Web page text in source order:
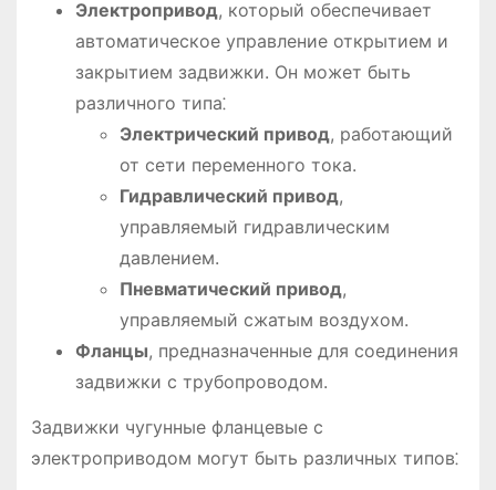
Электропривод, который обеспечивает
автоматическое управление открытием и
закрытием задвижки. Он может быть
различного типа⁚
Электрический привод, работающий
от сети переменного тока.
Гидравлический привод,
управляемый гидравлическим
давлением.
Пневматический привод,
управляемый сжатым воздухом.
Фланцы, предназначенные для соединения
задвижки с трубопроводом.
Задвижки чугунные фланцевые с
электроприводом могут быть различных типов⁚